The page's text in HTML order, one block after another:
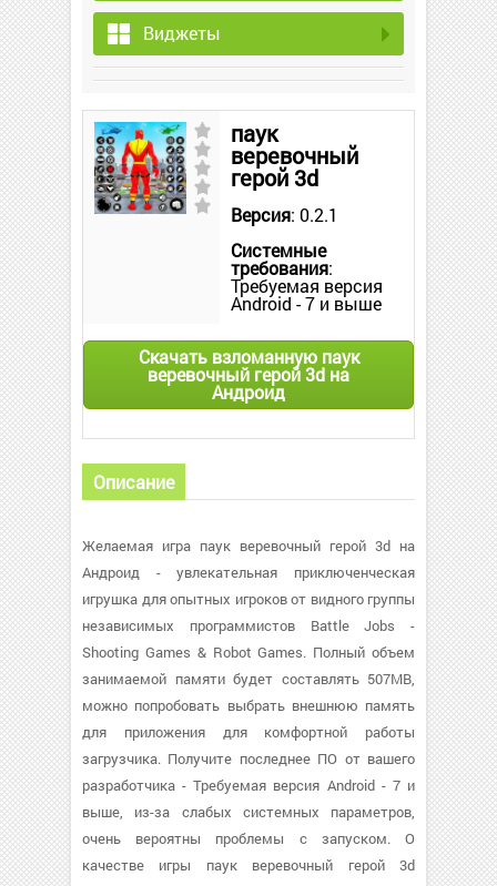
Виджеты
паук
веревочный
герой 3d
Версия: 0.2.1
Системные
требования:
Требуемая версия
Android - 7 и выше
Скачать взломанную паук
веревочный герой 3d на
Андроид
Описание
Желаемая игра паук веревочный герой 3d на
Андроид - увлекательная приключенческая
игрушка для опытных игроков от видного группы
независимых программистов Battle Jobs -
Shooting Games & Robot Games. Полный объем
занимаемой памяти будет составлять 507MB,
можно попробовать выбрать внешнюю память
для приложения для комфортной работы
загрузчика. Получите последнее ПО от вашего
разработчика - Требуемая версия Android - 7 и
выше, из-за слабых системных параметров,
очень вероятны проблемы с запуском. О
качестве игры паук веревочный герой 3d